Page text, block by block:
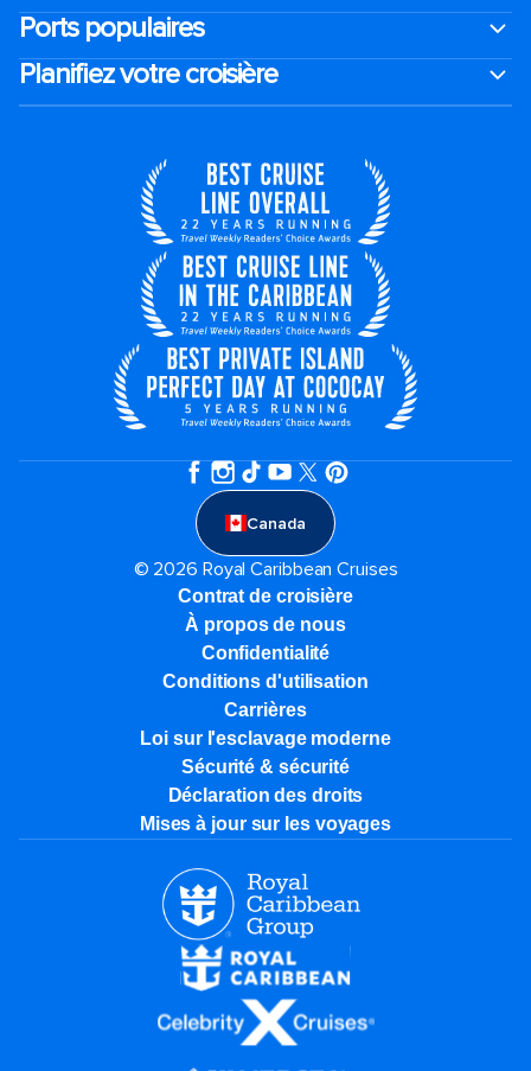
Ports populaires
Planifiez votre croisière
Canada
© 2026 Royal Caribbean Cruises
Contrat de croisière
À propos de nous
Confidentialité
Conditions d'utilisation
Carrières
Loi sur l'esclavage moderne
Sécurité & sécurité
Déclaration des droits
Mises à jour sur les voyages